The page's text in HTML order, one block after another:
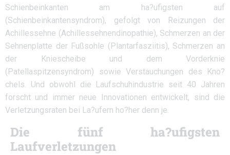
Schienbeinkanten am ha?ufigsten auf
(Schienbeinkantensyndrom), gefolgt von Reizungen der
Achillessehne (Achillessehnendinopathie), Schmerzen an der
Sehnenplatte der Fußsohle (Plantarfasziitis), Schmerzen an
der Kniescheibe und dem Vorderknie
(Patellaspitzensyndrom) sowie Verstauchungen des Kno?
chels. Und obwohl die Laufschuhindustrie seit 40 Jahren
forscht und immer neue Innovationen entwickelt, sind die
Verletzungsraten bei La?ufern ho?her denn je.
Die fünf ha?ufigsten
Laufverletzungen